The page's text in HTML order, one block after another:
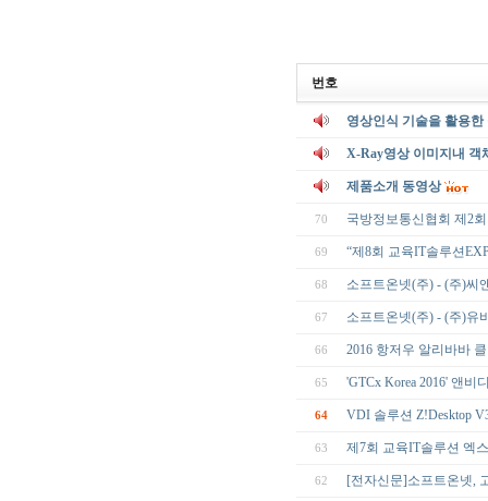
번호
영상인식 기술을 활용
X-Ray영상 이미지내 객
제품소개 동영상
70 국방정보통신협회 제2
69 “제8회 교육IT솔루션
68 소프트온넷(주) - (주)씨
67 소프트온넷(주) - (주)유
66 2016 항저우 알리바바
65 'GTCx Korea 2016' 앤
64 VDI 솔루션 Z!Desktop
63 제7회 교육IT솔루션 엑
62 [전자신문]소프트온넷,